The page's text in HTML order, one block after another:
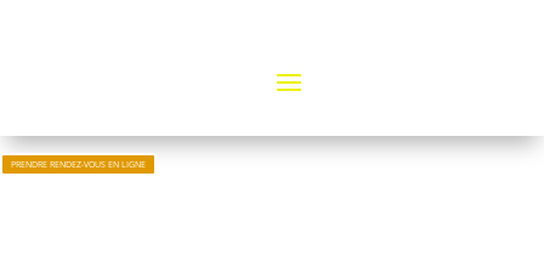
PRENDRE RENDEZ-VOUS EN LIGNE